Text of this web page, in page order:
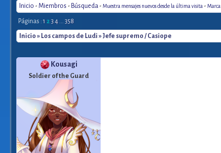
Inicio - Miembros - Búsqueda - Muestra mensajes nuevos desde la última visita - Marca
Páginas : 1 23 4 ... 358
Inicio » Los campos de Ludi » Jefe supremo / Casiope
Kousagi
Soldier of the Guard